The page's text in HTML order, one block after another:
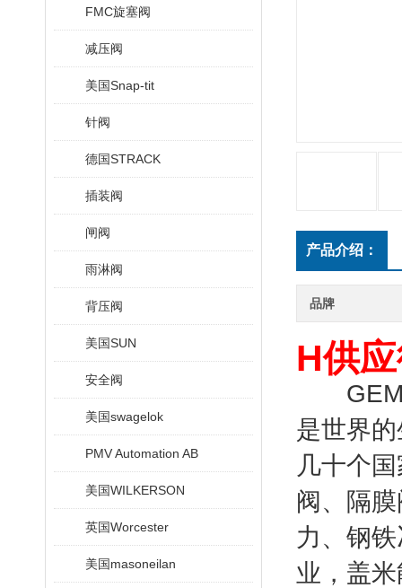
FMC旋塞阀
减压阀
美国Snap-tit
针阀
德国STRACK
插装阀
闸阀
雨淋阀
背压阀
美国SUN
安全阀
美国swagelok
PMV Automation AB
美国WILKERSON
英国Worcester
美国masoneilan
产品介绍：
品牌
H供应
GEMU
是世界
几十个
阀、隔
力、钢
业，盖